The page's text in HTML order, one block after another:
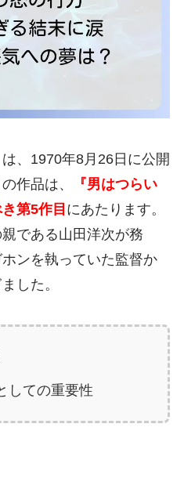
、1970年8月26日に公開
作品は、
『男はつらい
第5作目 にあたります。
である山田洋次が務
ンを執っていた監督か
した。
しての重要性